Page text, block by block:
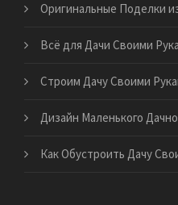
Оригинальные Поделки
Всё для Дачи Своими
Строим Дачу Своими
Дизайн Маленького
Как Обустроить Дачу